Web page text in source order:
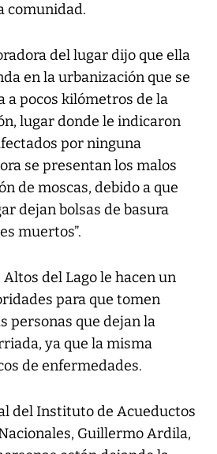
comunidad.
del lugar dijo que ella
en la urbanización que se
a pocos kilómetros de la
lugar donde le indicaron
por ninguna
se presentan los malos
de moscas, debido a que
dejan bolsas de basura
muertos”.
del Lago le hacen un
para que tomen
personas que dejan la
ya que la misma
de enfermedades.
del Instituto de Acueductos
Guillermo Ardila,